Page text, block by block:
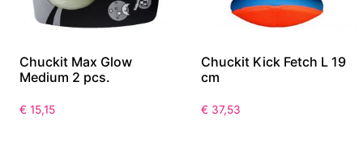
Chuckit Max Glow
Medium 2 pcs.
€ 15,15
Chuckit Kick Fetch L 19
cm
€ 37,53